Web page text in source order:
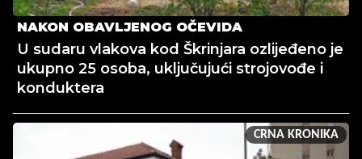
NAKON OBAVLJENOG OČEVIDA
U sudaru vlakova kod Škrinjara ozlijeđeno je
ukupno 25 osoba, uključujući strojovođe i
konduktera
CRNA KRONIKA